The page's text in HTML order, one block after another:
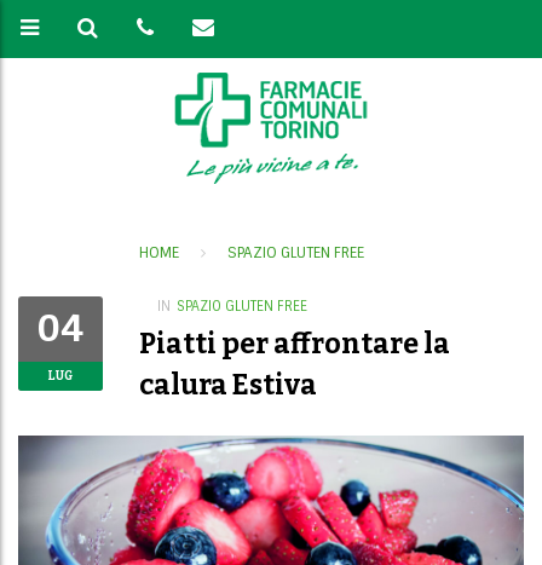
HOME SPAZIO GLUTEN FREE
04
LUG
IN SPAZIO GLUTEN FREE
Piatti per affrontare la
calura Estiva